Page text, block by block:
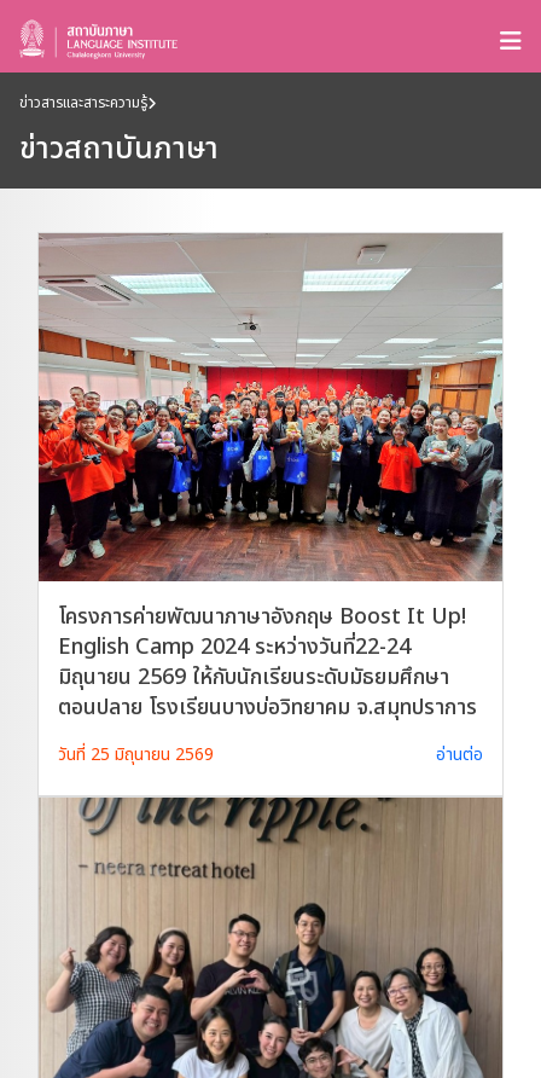
ข่าวสารและสาระความรู้
ข่าวสถาบันภาษา
โครงการค่ายพัฒนาภาษาอังกฤษ Boost It Up!
English Camp 2024 ระหว่างวันที่22-24
มิถุนายน 2569 ให้กับนักเรียนระดับมัธยมศึกษา
ตอนปลาย โรงเรียนบางบ่อวิทยาคม จ.สมุทปราการ
วันที่ 25 มิถุนายน 2569 อ่านต่อ